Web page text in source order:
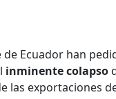
Ecuador han
inminente colapso
las exportaciones